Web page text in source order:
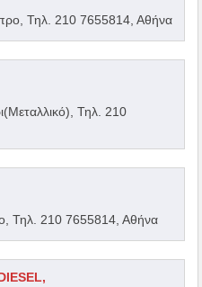
Τηλ. 210 7655814, Αθήνα
Τηλ. 210
Τηλ. 210 7655814, Αθήνα